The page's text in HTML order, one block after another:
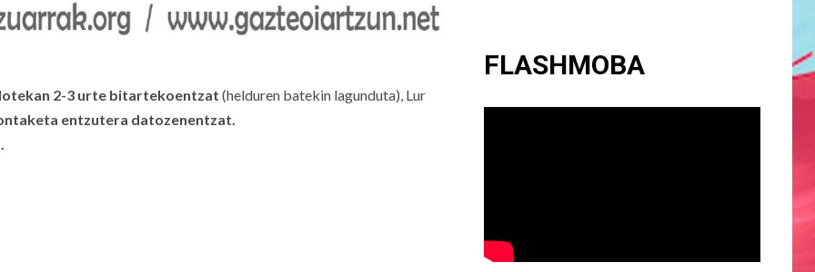
2-3 urte bitartekoentzat (helduren batekin lagunduta), Lur
entzutera datozenentzat.
FLASHMOBA